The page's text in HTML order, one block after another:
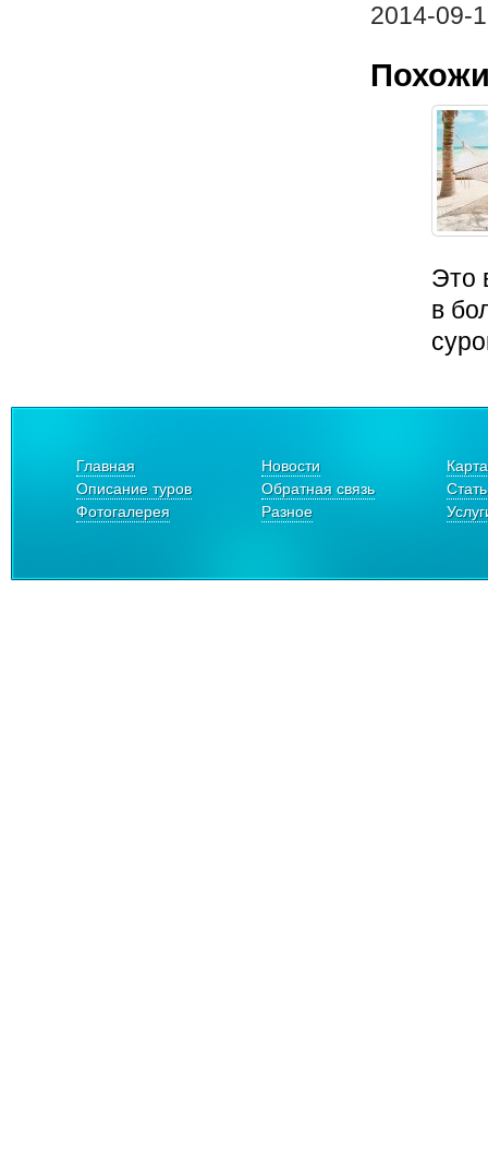
2014-09-
Это
в
Главная Новости
Описание туров
Обратная связь
Фотогалерея
Разное